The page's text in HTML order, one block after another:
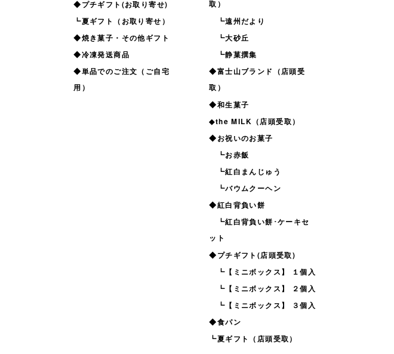
◆プチギフト(お取り寄せ)
┗夏ギフト（お取り寄せ）
◆焼き菓子・その他ギフト
◆冷凍発送商品
◆単品でのご注文（ご自宅
用）
取）
┗遠州だより
┗大砂丘
┗静菓撰集
◆富士山ブランド（店頭受
取）
◆和生菓子
◆the MILK（店頭受取）
◆お祝いのお菓子
┗お赤飯
┗紅白まんじゅう
┗バウムクーヘン
◆紅白背負い餅
┗紅白背負い餅･ケーキセ
ット
◆プチギフト(店頭受取)
┗【ミニボックス】 １個入
┗【ミニボックス】 ２個入
┗【ミニボックス】 ３個入
◆食パン
┗夏ギフト（店頭受取）